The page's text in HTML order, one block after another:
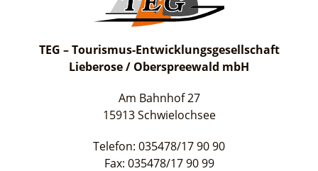
TEG – Tourismus-Entwicklungsgesellschaft
Lieberose / Oberspreewald mbH
Am Bahnhof 27
15913 Schwielochsee
Telefon: 035478/17 90 90
Fax: 035478/17 90 99